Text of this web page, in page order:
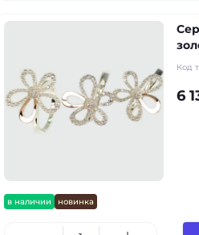
в наличии новинка
Код
6